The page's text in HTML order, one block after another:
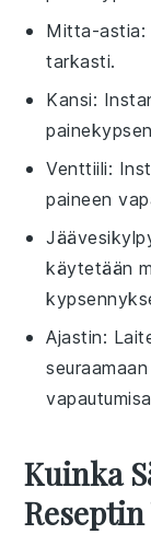
Mitta-astia
tarkasti.
Kansi:
Venttiili:
paineen
käytetään
Ajastin:
Kuinka